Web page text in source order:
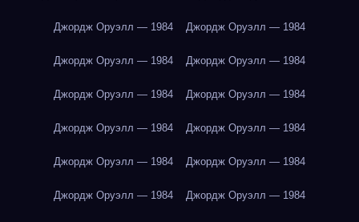
Джордж Оруэлл — 1984 Джордж Оруэлл — 1984
Джордж Оруэлл — 1984 Джордж Оруэлл — 1984
Джордж Оруэлл — 1984 Джордж Оруэлл — 1984
Джордж Оруэлл — 1984 Джордж Оруэлл — 1984
Джордж Оруэлл — 1984 Джордж Оруэлл — 1984
Джордж Оруэлл — 1984 Джордж Оруэлл — 1984